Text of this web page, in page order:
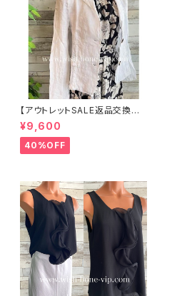
【アウトレットSALE返品交換不
可8/20まで】イタリア製サマー
ジャケット｜Made in ITALY｜
リネン麻 飾りエリ ジャケット/ホ
ワイト
¥9,600
40%OFF